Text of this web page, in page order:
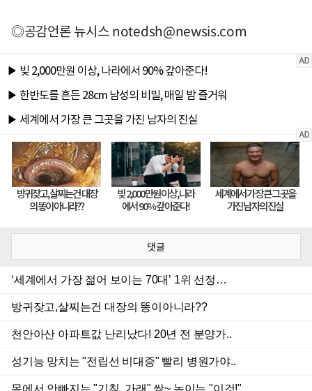
◎공감언론 뉴시스notedsh@newsis.com
댓글